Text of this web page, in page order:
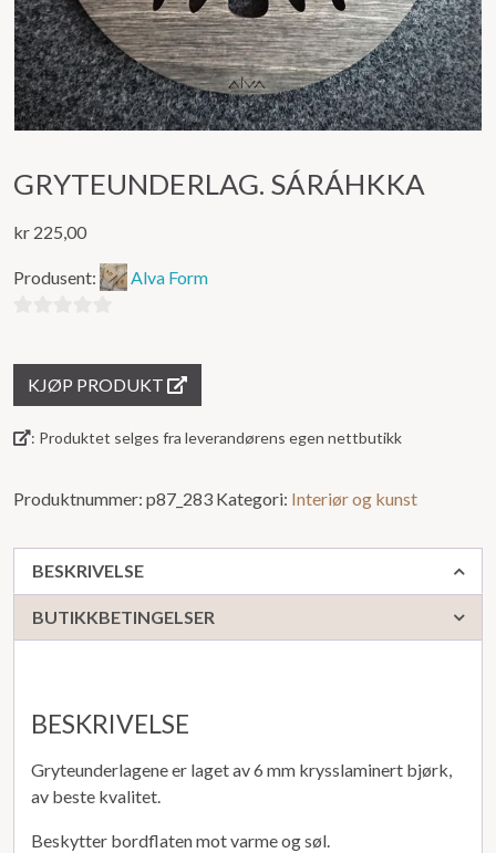
GRYTEUNDERLAG. SÁRÁHKKA
kr 225,00
Produsent: Alva Form
KJØP PRODUKT
: Produktet selges fra leverandørens egen nettbutikk
Produktnummer: p87_283 Kategori: Interiør og kunst
BESKRIVELSE
BUTIKKBETINGELSER
BESKRIVELSE
Gryteunderlagene er laget av 6 mm krysslaminert bjørk,
av beste kvalitet.
Beskytter bordflaten mot varme og søl.